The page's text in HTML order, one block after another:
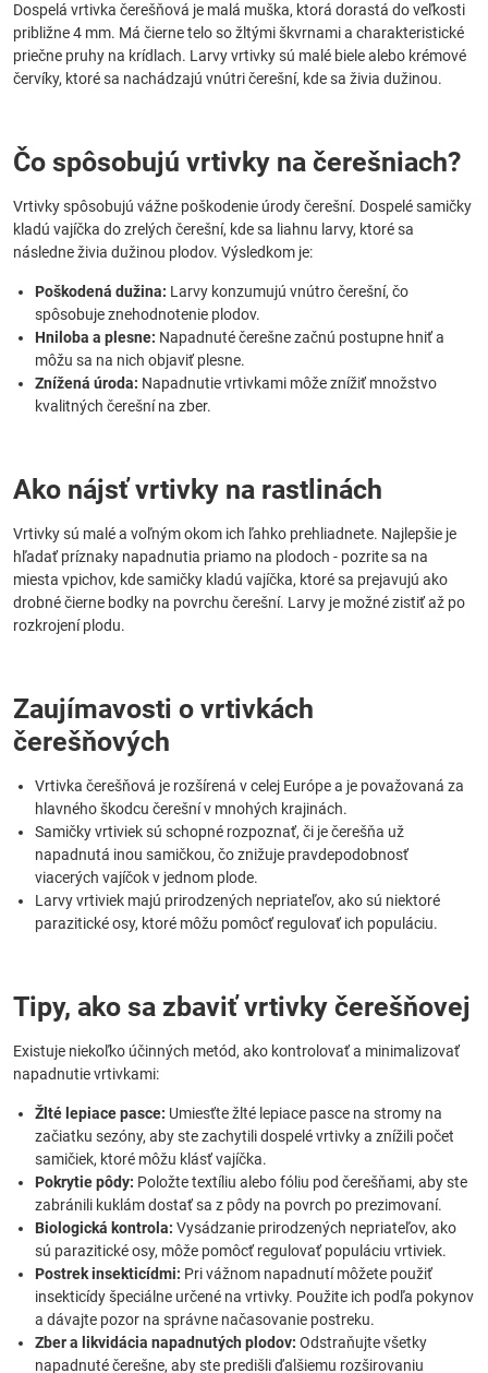
Dospelá vrtivka čerešňová je malá muška, ktorá dorastá do veľkosti
približne 4 mm. Má čierne telo so žltými škvrnami a charakteristické
priečne pruhy na krídlach. Larvy vrtivky sú malé biele alebo krémové
červíky, ktoré sa nachádzajú vnútri čerešní, kde sa živia dužinou.
Čo spôsobujú vrtivky na čerešniach?
Vrtivky spôsobujú vážne poškodenie úrody čerešní. Dospelé samičky
kladú vajíčka do zrelých čerešní, kde sa liahnu larvy, ktoré sa
následne živia dužinou plodov. Výsledkom je:
Poškodená dužina: Larvy konzumujú vnútro čerešní, čo
spôsobuje znehodnotenie plodov.
Hniloba a plesne: Napadnuté čerešne začnú postupne hniť a
môžu sa na nich objaviť plesne.
Znížená úroda: Napadnutie vrtivkami môže znížiť množstvo
kvalitných čerešní na zber.
Ako nájsť vrtivky na rastlinách
Vrtivky sú malé a voľným okom ich ľahko prehliadnete. Najlepšie je
hľadať príznaky napadnutia priamo na plodoch - pozrite sa na
miesta vpichov, kde samičky kladú vajíčka, ktoré sa prejavujú ako
drobné čierne bodky na povrchu čerešní. Larvy je možné zistiť až po
rozkrojení plodu.
Zaujímavosti o vrtivkách
čerešňových
Vrtivka čerešňová je rozšírená v celej Európe a je považovaná za
hlavného škodcu čerešní v mnohých krajinách.
Samičky vrtiviek sú schopné rozpoznať, či je čerešňa už
napadnutá inou samičkou, čo znižuje pravdepodobnosť
viacerých vajíčok v jednom plode.
Larvy vrtiviek majú prirodzených nepriateľov, ako sú niektoré
parazitické osy, ktoré môžu pomôcť regulovať ich populáciu.
Tipy, ako sa zbaviť vrtivky čerešňovej
Existuje niekoľko účinných metód, ako kontrolovať a minimalizovať
napadnutie vrtivkami:
Žlté lepiace pasce: Umiesťte žlté lepiace pasce na stromy na
začiatku sezóny, aby ste zachytili dospelé vrtivky a znížili počet
samičiek, ktoré môžu klásť vajíčka.
Pokrytie pôdy: Položte textíliu alebo fóliu pod čerešňami, aby ste
zabránili kuklám dostať sa z pôdy na povrch po prezimovaní.
Biologická kontrola: Vysádzanie prirodzených nepriateľov, ako
sú parazitické osy, môže pomôcť regulovať populáciu vrtiviek.
Postrek insekticídmi: Pri vážnom napadnutí môžete použiť
insekticídy špeciálne určené na vrtivky. Použite ich podľa pokynov
a dávajte pozor na správne načasovanie postreku.
Zber a likvidácia napadnutých plodov: Odstraňujte všetky
napadnuté čerešne, aby ste predišli ďalšiemu rozširovaniu